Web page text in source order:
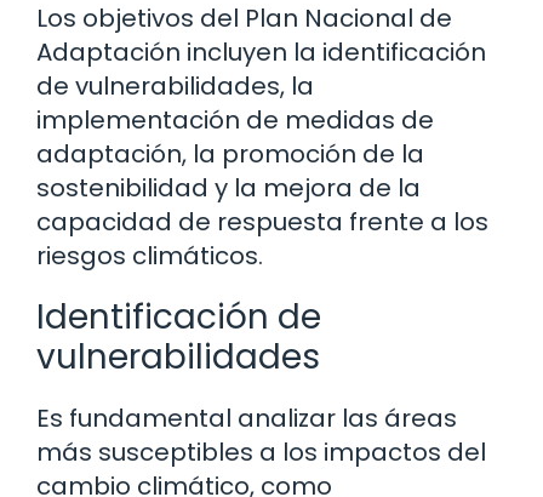
Los objetivos del Plan Nacional de
Adaptación incluyen la identificación
de vulnerabilidades, la
implementación de medidas de
adaptación, la promoción de la
sostenibilidad y la mejora de la
capacidad de respuesta frente a los
riesgos climáticos.
Identificación de
vulnerabilidades
Es fundamental analizar las áreas
más susceptibles a los impactos del
cambio climático, como